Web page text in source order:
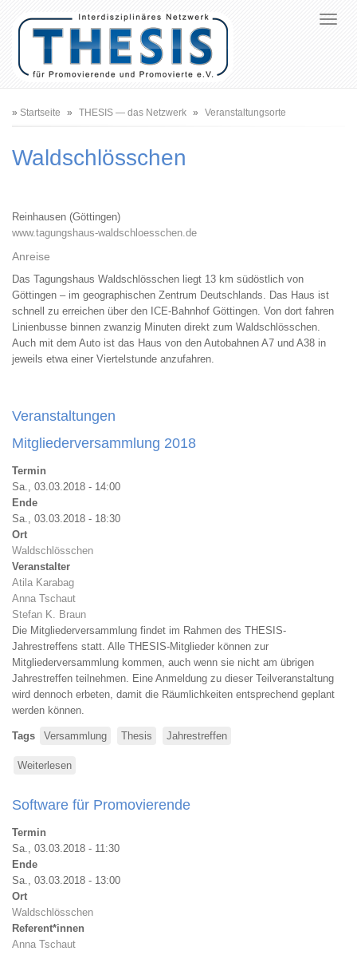
Pfadnavigation
Startseite THESIS — das Netzwerk Veranstaltungsorte
Waldschlösschen
Reinhausen (Göttingen)
www.tagungshaus-waldschloesschen.de
Anreise
Das Tagungshaus Waldschlösschen liegt 13 km südöstlich von
Göttingen – im geographischen Zentrum Deutschlands. Das Haus ist
schnell zu erreichen über den ICE-Bahnhof Göttingen. Von dort fahren
Linienbusse binnen zwanzig Minuten direkt zum Waldschlösschen.
Auch mit dem Auto ist das Haus von den Autobahnen A7 und A38 in
jeweils etwa einer Viertelstunde anzufahren.
Veranstaltungen
Mitgliederversammlung 2018
Termin
Sa., 03.03.2018 - 14:00
Ende
Sa., 03.03.2018 - 18:30
Ort
Waldschlösschen
Veranstalter
Atila Karabag
Anna Tschaut
Stefan K. Braun
Die Mitgliederversammlung findet im Rahmen des THESIS-
Jahrestreffens statt. Alle THESIS-Mitglieder können zur
Mitgliederversammlung kommen, auch wenn sie nicht am übrigen
Jahrestreffen teilnehmen. Eine Anmeldung zu dieser Teilveranstaltung
wird dennoch erbeten, damit die Räumlichkeiten entsprechend geplant
werden können.
Tags Versammlung Thesis Jahrestreffen
Weiterlesen
2018
Software für Promovierende
Termin
Sa., 03.03.2018 - 11:30
Ende
Sa., 03.03.2018 - 13:00
Ort
Waldschlösschen
Referent*innen
Anna Tschaut